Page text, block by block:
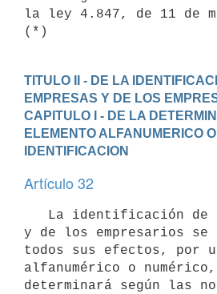
la ley 4.847, de 11 de
TITULO II - DE LA
EMPRESAS Y DE LOS
CAPITULO I - DE LA
ELEMENTO ALFANUMERICO
IDENTIFICACION
Artículo 32
y de los empresarios
todos sus efectos, por
alfanumérico o
determinará según las